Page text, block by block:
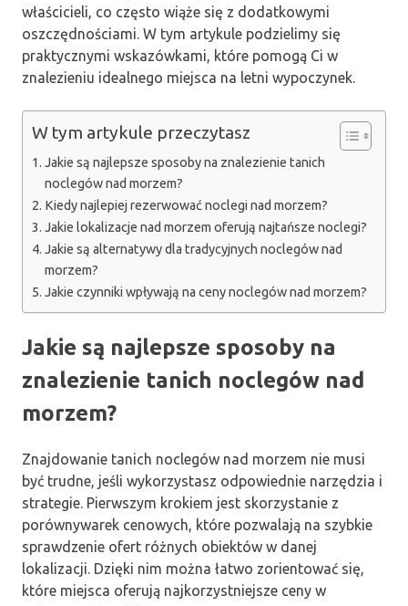
właścicieli, co często wiąże się z dodatkowymi
oszczędnościami. W tym artykule podzielimy się
praktycznymi wskazówkami, które pomogą Ci w
znalezieniu idealnego miejsca na letni wypoczynek.
W tym artykule przeczytasz
Jakie są najlepsze sposoby na znalezienie tanich
noclegów nad morzem?
Kiedy najlepiej rezerwować noclegi nad morzem?
Jakie lokalizacje nad morzem oferują najtańsze noclegi?
Jakie są alternatywy dla tradycyjnych noclegów nad
morzem?
Jakie czynniki wpływają na ceny noclegów nad morzem?
Jakie są najlepsze sposoby na
znalezienie tanich noclegów nad
morzem?
Znajdowanie tanich noclegów nad morzem nie musi
być trudne, jeśli wykorzystasz odpowiednie narzędzia i
strategie. Pierwszym krokiem jest skorzystanie z
porównywarek cenowych, które pozwalają na szybkie
sprawdzenie ofert różnych obiektów w danej
lokalizacji. Dzięki nim można łatwo zorientować się,
które miejsca oferują najkorzystniejsze ceny w